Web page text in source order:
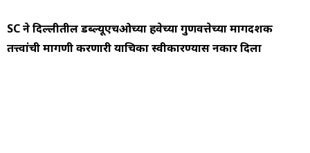
SC ने दिल्लीतील डब्ल्यूएचओच्या हवेच्या गुणवत्तेच्या मार्गदर्शक
तत्त्वांची मागणी करणारी याचिका स्वीकारण्यास नकार दिला